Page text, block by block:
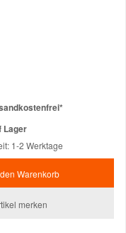
Lager
1-2 Werktage
Warenkorb
merken